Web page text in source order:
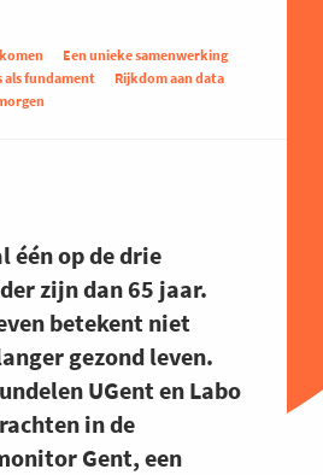
Een unieke samenwerking
als fundament
Rijkdom aan data
één op de drie
zijn dan 65 jaar.
betekent niet
gezond leven.
UGent en Labo
in de
Gent, een